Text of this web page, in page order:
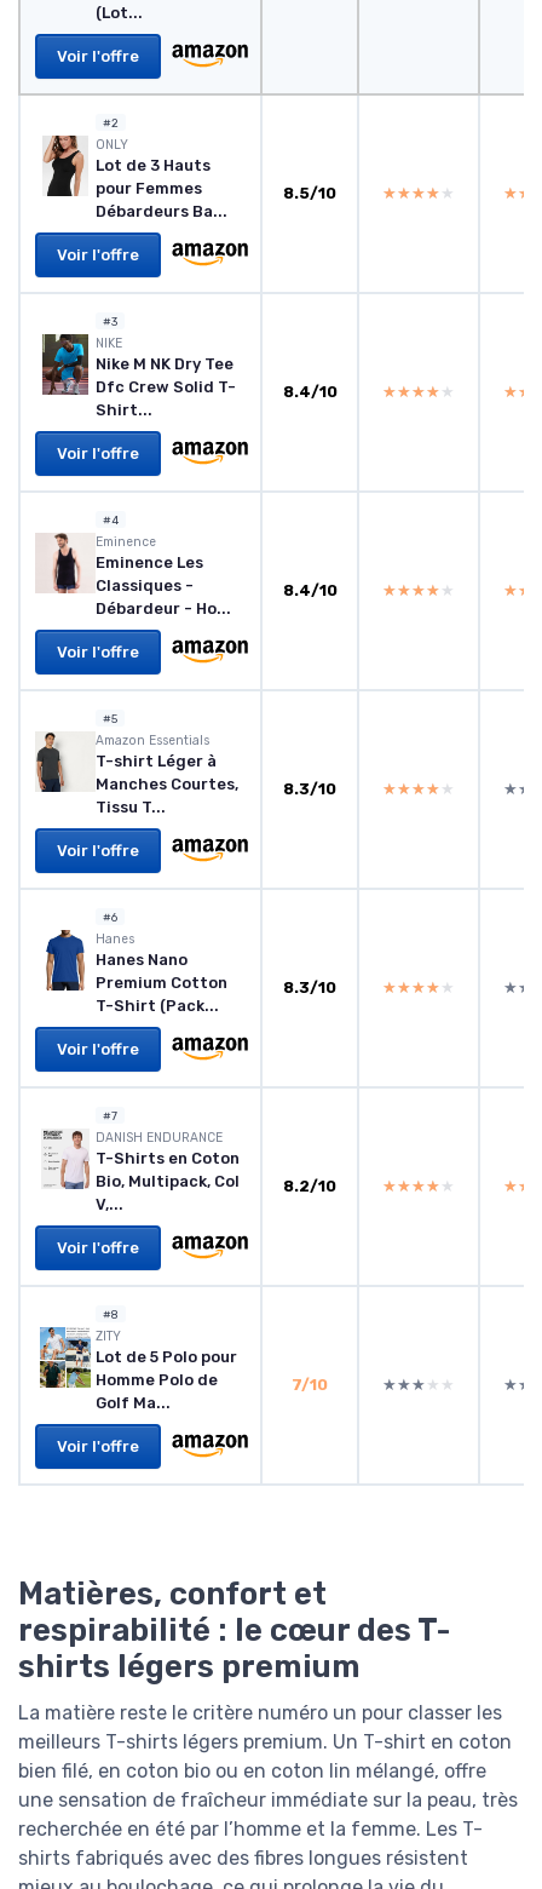
(Lot...
Voir l'offre
#2
ONLY
Lot de 3 Hauts
pour Femmes
Débardeurs Ba...
Voir l'offre
8.5/10 ★★★★★
★★★★★
#3
NIKE
Nike M NK Dry Tee
Dfc Crew Solid T-
Shirt...
Voir l'offre
8.4/10 ★★★★★
★★★★★
#4
Eminence
Eminence Les
Classiques -
Débardeur - Ho...
Voir l'offre
8.4/10 ★★★★★
★★★★★
#5
Amazon Essentials
T-shirt Léger à
Manches Courtes,
Tissu T...
Voir l'offre
8.3/10 ★★★★★
★★★★★
#6
Hanes
Hanes Nano
Premium Cotton
T-Shirt (Pack...
Voir l'offre
8.3/10 ★★★★★
★★★★★
#7
DANISH ENDURANCE
T-Shirts en Coton
Bio, Multipack, Col
V,...
Voir l'offre
8.2/10 ★★★★★
★★★★★
#8
ZITY
Lot de 5 Polo pour
Homme Polo de
Golf Ma...
Voir l'offre
7/10 ★★★★★
★★★★★
Matières, confort et
respirabilité : le cœur des T-
shirts légers premium
La matière reste le critère numéro un pour classer les
meilleurs T-shirts légers premium. Un T-shirt en coton
bien filé, en coton bio ou en coton lin mélangé, offre
une sensation de fraîcheur immédiate sur la peau, très
recherchée en été par l’homme et la femme. Les T-
shirts fabriqués avec des fibres longues résistent